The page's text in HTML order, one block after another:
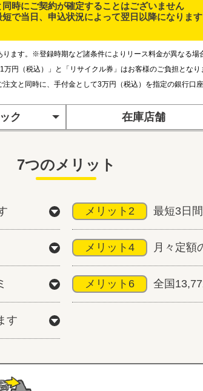
時にご契約が確定することはございません
で当日、申込状況によって翌日以降になります
ます。※登録時期など諸条件によりリース料金が異なる
円（税込）」と「リサイクル券」はお客様のご負担とな
文と同時に、手付金として3万円（税込）を指定の銀行口
ク 在庫店舗
7つのメリット
メリット2 最短3日
メリット4 月々定額
メリット6 全国
す